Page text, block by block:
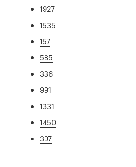
1927
1535
157
585
336
991
1331
1450
397